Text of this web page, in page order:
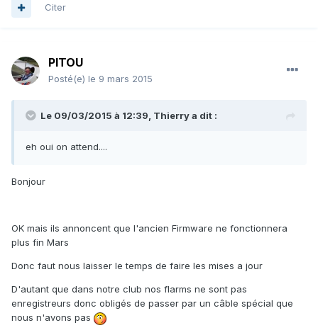
Citer
PITOU
Posté(e) le 9 mars 2015
Le 09/03/2015 à 12:39, Thierry a dit :
eh oui on attend....
Bonjour
OK mais ils annoncent que l'ancien Firmware ne fonctionnera
plus fin Mars
Donc faut nous laisser le temps de faire les mises a jour
D'autant que dans notre club nos flarms ne sont pas
enregistreurs donc obligés de passer par un câble spécial que
nous n'avons pas